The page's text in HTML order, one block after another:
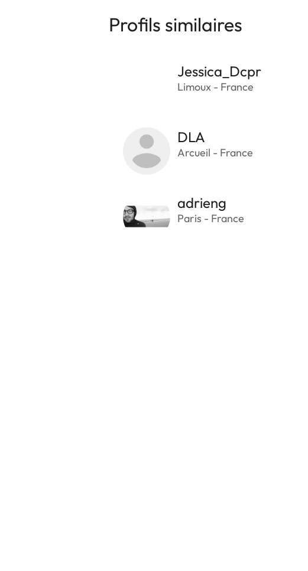
Profils similaires
Jessica_Dcpr
Limoux - France
DLA
Arcueil - France
adrieng
Paris - France